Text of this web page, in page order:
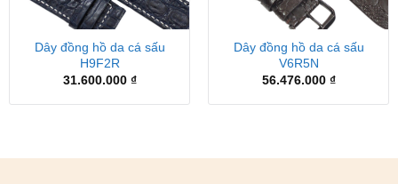
Dây đồng hồ da cá sấu
H9F2R
31.600.000 ₫
Dây đồng hồ da cá sấu
V6R5N
56.476.000 ₫